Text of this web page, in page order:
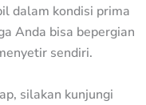
dalam kondisi prima
Anda bisa bepergian
sendiri.
silakan kunjungi